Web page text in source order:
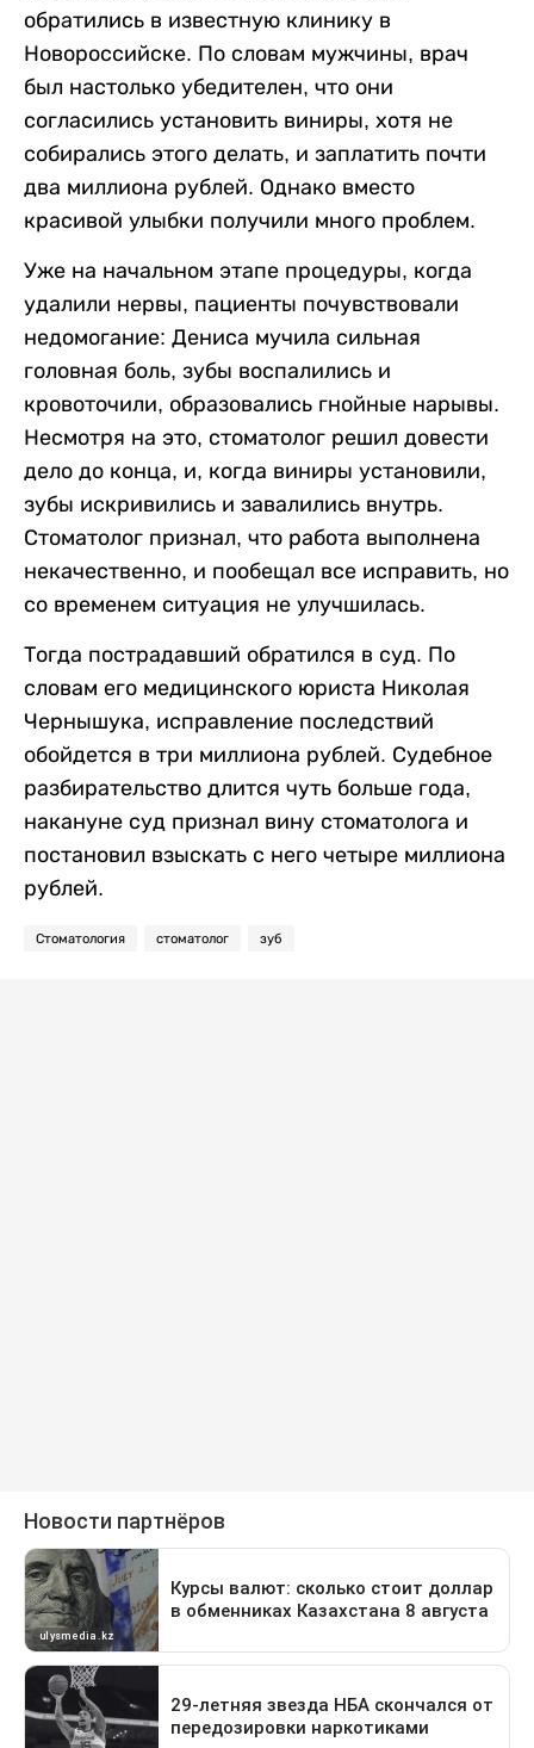
обратились в известную клинику в
Новороссийске. По словам мужчины, врач
был настолько убедителен, что они
согласились установить виниры, хотя не
собирались этого делать, и заплатить почти
два миллиона рублей. Однако вместо
красивой улыбки получили много проблем.
Уже на начальном этапе процедуры, когда
удалили нервы, пациенты почувствовали
недомогание: Дениса мучила сильная
головная боль, зубы воспалились и
кровоточили, образовались гнойные нарывы.
Несмотря на это, стоматолог решил довести
дело до конца, и, когда виниры установили,
зубы искривились и завалились внутрь.
Стоматолог признал, что работа выполнена
некачественно, и пообещал все исправить, но
со временем ситуация не улучшилась.
Тогда пострадавший обратился в суд. По
словам его медицинского юриста Николая
Чернышука, исправление последствий
обойдется в три миллиона рублей. Судебное
разбирательство длится чуть больше года,
накануне суд признал вину стоматолога и
постановил взыскать с него четыре миллиона
рублей.
Стоматология стоматолог зуб